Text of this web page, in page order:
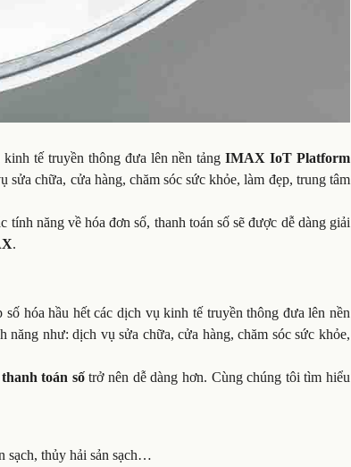
tế truyền thông đưa lên nền tảngIMAX IoT Platform
chữa, cửa hàng, chăm sóc sức khỏe, làm đẹp, trung tâm
tính năng về hóa đơn số, thanh toán số sẽ được dễ dàng giải
.
số hóa hầu hết các dịch vụ kinh tế truyền thông đưa lên nền
như: dịch vụ sửa chữa, cửa hàng, chăm sóc sức khỏe,
thanh toán sốtrở nên dễ dàng hơn. Cùng chúng tôi tìm hiểu
sạch, thủy hải sản sạch…